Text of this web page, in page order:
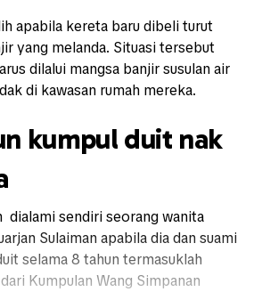
apabila kereta baru dibeli turut
yang melanda. Situasi tersebut
dilalui mangsa banjir susulan air
di kawasan rumah mereka.
kumpul duit nak
dialami sendiri seorang wanita
Sulaiman apabila dia dan suami
selama 8 tahun termasuklah
Kumpulan Wang Simpanan